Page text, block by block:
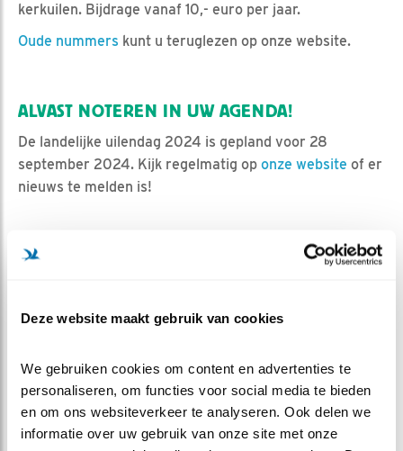
Deze website maakt gebruik van cookies
We gebruiken cookies om content en advertenties te
personaliseren, om functies voor social media te bieden
en om ons websiteverkeer te analyseren. Ook delen we
informatie over uw gebruik van onze site met onze
kerkuilen. Bijdrage vanaf 10,- euro per jaar.
Oude nummers kunt u teruglezen op onze website.
ALVAST NOTEREN IN UW AGENDA!
De landelijke uilendag 2024 is gepland voor 28
september 2024. Kijk regelmatig op onze website of er
nieuws te melden is!